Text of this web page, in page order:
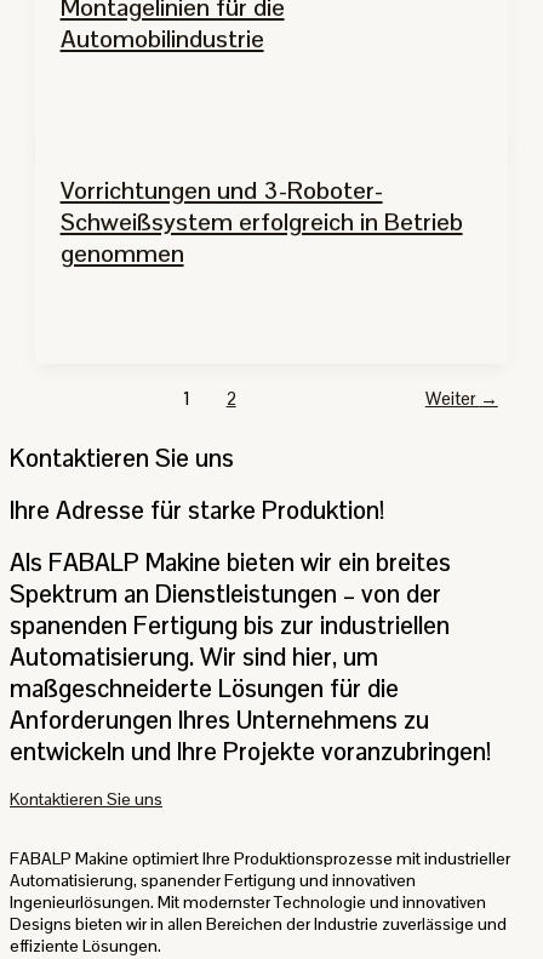
Montagelinien für die
Automobilindustrie
Vorrichtungen und 3-Roboter-
Schweißsystem erfolgreich in Betrieb
genommen
1 2 Weiter →
Kontaktieren Sie uns
Ihre Adresse für starke Produktion!
Als FABALP Makine bieten wir ein breites
Spektrum an Dienstleistungen – von der
spanenden Fertigung bis zur industriellen
Automatisierung. Wir sind hier, um
maßgeschneiderte Lösungen für die
Anforderungen Ihres Unternehmens zu
entwickeln und Ihre Projekte voranzubringen!
Kontaktieren Sie uns
FABALP Makine optimiert Ihre Produktionsprozesse mit industrieller
Automatisierung, spanender Fertigung und innovativen
Ingenieurlösungen. Mit modernster Technologie und innovativen
Designs bieten wir in allen Bereichen der Industrie zuverlässige und
effiziente Lösungen.